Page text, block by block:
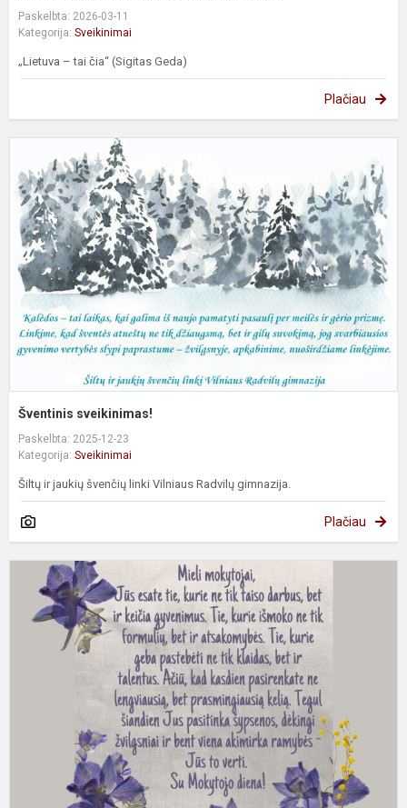
Paskelbta: 2026-03-11
Kategorija: Sveikinimai
„Lietuva – tai čia“ (Sigitas Geda)
Plačiau
Šventinis sveikinimas!
Paskelbta: 2025-12-23
Kategorija: Sveikinimai
Šiltų ir jaukių švenčių linki Vilniaus Radvilų gimnazija.
Plačiau